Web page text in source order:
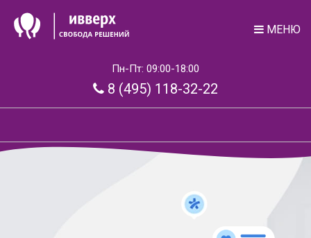
МЕНЮ
Пн-Пт: 09:00-18:00
8 (495) 118-32-22